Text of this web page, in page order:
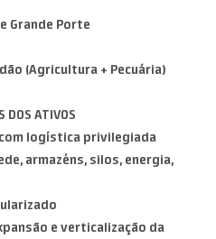
Grande Porte
(Agricultura + Pecuária)
DOS ATIVOS
logística privilegiada
armazéns, silos, energia,
e verticalização da